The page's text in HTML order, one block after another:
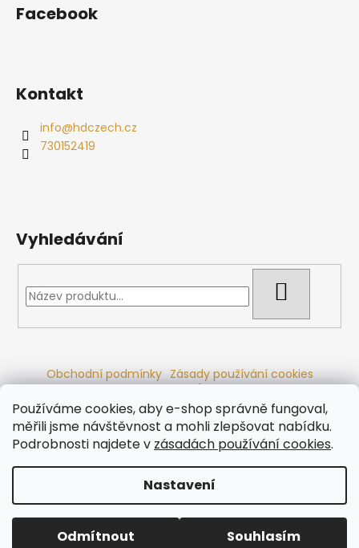
Používáme cookies, aby e-shop správně fungoval,
měřili jsme návštěvnost a mohli zlepšovat nabídku.
Podrobnosti najdete v zásadách používání cookies.
Nastavení
Odmítnout Souhlasím
Facebook
Kontakt
info@hdczech.cz
730152419
Vyhledávání
Obchodní podmínky Zásady používání cookies
Ochrana osobních údajů Dřevěné sauny
Odstoupení od smlouvy Reklamační řád Kontakty
Koupací sudy
Radiátory
Copyright 2026Ráj saun. Všechna práva vyhrazena.
Upravit nastavení cookies